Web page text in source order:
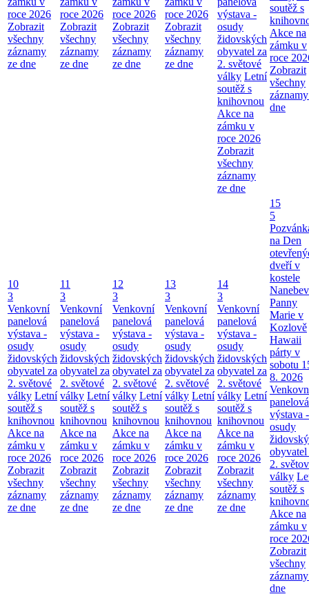
roce 2026
Zobrazit
všechny
záznamy
ze dne
roce 2026
Zobrazit
všechny
záznamy
ze dne
roce 2026
Zobrazit
všechny
záznamy
ze dne
roce 2026
Zobrazit
všechny
záznamy
ze dne
výstava -
osudy
židovských
obyvatel za
2. světové
války Letní
soutěž s
knihovnou
Akce na
zámku v
roce 2026
Zobrazit
všechny
záznamy
ze dne
soutěž s
Akce na
zámku v
roce
Zobrazit
všechny
dne
10
3
Venkovní
panelová
výstava -
osudy
židovských
obyvatel za
2. světové
války Letní
soutěž s
knihovnou
Akce na
zámku v
roce 2026
Zobrazit
všechny
záznamy
ze dne
11
3
Venkovní
panelová
výstava -
osudy
židovských
obyvatel za
2. světové
války Letní
soutěž s
knihovnou
Akce na
zámku v
roce 2026
Zobrazit
všechny
záznamy
ze dne
12
3
Venkovní
panelová
výstava -
osudy
židovských
obyvatel za
2. světové
války Letní
soutěž s
knihovnou
Akce na
zámku v
roce 2026
Zobrazit
všechny
záznamy
ze dne
13
3
Venkovní
panelová
výstava -
osudy
židovských
obyvatel za
2. světové
války Letní
soutěž s
knihovnou
Akce na
zámku v
roce 2026
Zobrazit
všechny
záznamy
ze dne
14
3
Venkovní
panelová
výstava -
osudy
židovských
obyvatel za
2. světové
války Letní
soutěž s
knihovnou
Akce na
zámku v
roce 2026
Zobrazit
všechny
záznamy
ze dne
15
5
na Den
dveří v
kostele
Panny
Marie v
Kozlově
Hawaii
párty v
sobotu
8. 2026
panelová
výstava -
osudy
obyvatel
2.
války
soutěž s
Akce na
zámku v
roce
Zobrazit
všechny
dne